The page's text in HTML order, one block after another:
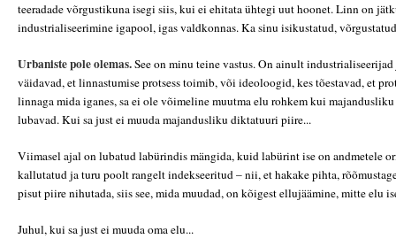
teeradade võrgustikuna isegi siis, kui ei ehitata ühtegi uut hoonet. Linn on
industrialiseerimine igapool, igas valdkonnas. Ka sinu isikustatud,
Urbaniste pole olemas.See on minu teine vastus. On ainult
väidavad, et linnastumise protsess toimib, või ideoloogid, kes tõestavad, et
linnaga mida iganes, sa ei ole võimeline muutma elu rohkem kui
lubavad. Kui sa just ei muuda majandusliku diktatuuri piire...
Viimasel ajal on lubatud labürindis mängida, kuid labürint ise on andmetele
kallutatud ja turu poolt rangelt indekseeritud – nii, et hakake pihta,
pisut piire nihutada, siis see, mida muudad, on kõigest ellujäämine, mitte elu
Juhul, kui sa just ei muuda oma elu...